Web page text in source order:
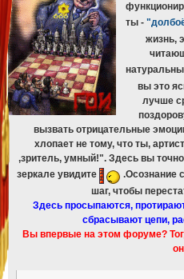
ты -
жизнь,
вы это
лучше
вызвать отрицательные
хлопает не тому, что ты,
,зритель, умный!". Здесь вы
зеркале увидите
.Осознание
шаг, чтобы
Здесь просыпаются,
сбрасывают цепи,
Вы впервые на этом форуме?